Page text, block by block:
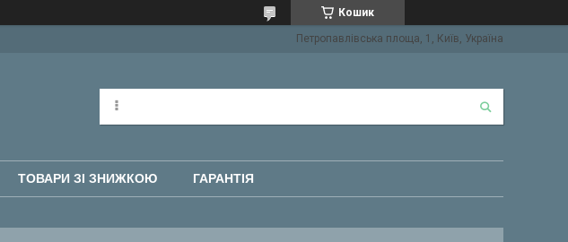
Кошик
Петропавлівська площа, 1, Київ, Україна
ТОВАРИ ЗІ ЗНИЖКОЮ ГАРАНТІЯ